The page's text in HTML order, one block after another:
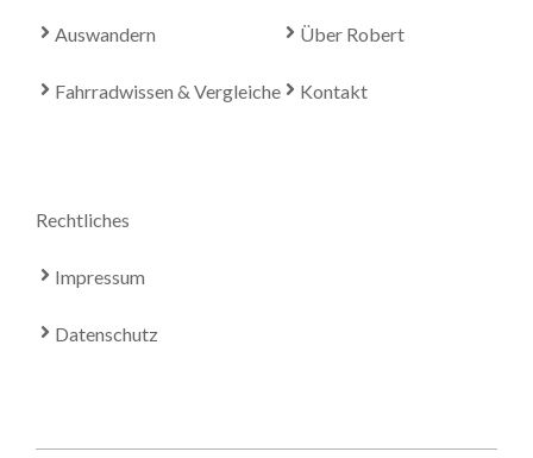
Auswandern
Fahrradwissen & Vergleiche
Über Robert
Kontakt
Rechtliches
Impressum
Datenschutz